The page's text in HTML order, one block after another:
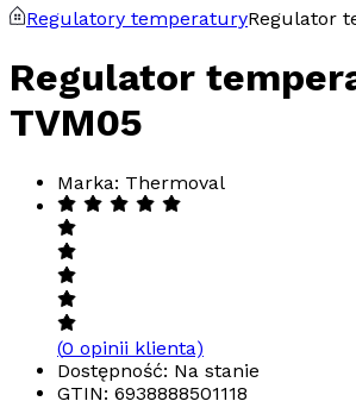
Regulatory temperaturyRegulator
Regulator
TVM05
Marka: Thermoval
(0 opinii klienta)
Dostępność: Na stanie
GTIN: 6938888501118